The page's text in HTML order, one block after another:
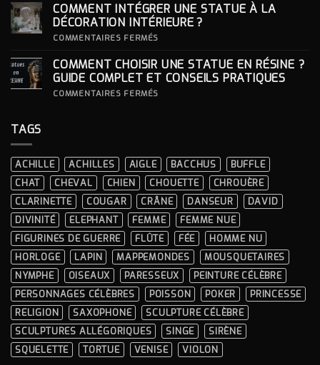
ICONIQUES
DES
CÉRÉMONIES
SON
SOCLE
POUR
COMMENT INTÉGRER UNE STATUE À LA
DÉCORATION INTÉRIEURE ?
COMMENTAIRES FERMÉS
UNE
STATUE
À
COMMENT CHOISIR UNE STATUE EN RÉSINE ?
GUIDE COMPLET ET CONSEILS PRATIQUES
COMMENTAIRES FERMÉS
?
GUIDE
COMPLET
ET
CONSEILS
PRATIQUES
TAGS
ACHILLE ACHILLES AIGLE BACCHUS
BUFFLE
CHAT
CHEVAL CHIEN CHOUETTE
CHROUÈRE
CLARINETTE
COUGAR CRÂNE DANSEUR
DAVID
DIVINITÉ
ELEPHANT FEMME
FEMME NUE
FIGURINES DE GUERRE
FLÛTE FÉE
HOMME NU
HORLOGE
LAPIN MAPPEMONDES
MOUSQUETAIRES
NYMPHE
OISEAUX PARESSEUX
PEINTURE CÉLÈBRE
PERSONNAGES CÉLÈBRES
POISSON POKER
PRINCESSE
RELIGION
SAXOPHONE
SCULPTURE CÉLÈBRE
SCULPTURES ALLÉGORIQUES
SINGE
SIRÈNE
SQUELETTE
TORTUE VENISE VIOLON